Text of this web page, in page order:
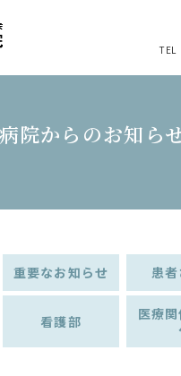
TEL
院からのお知ら
重要なお知らせ 患者
看護部
医療